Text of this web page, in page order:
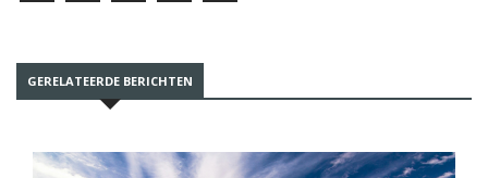
GERELATEERDE BERICHTEN